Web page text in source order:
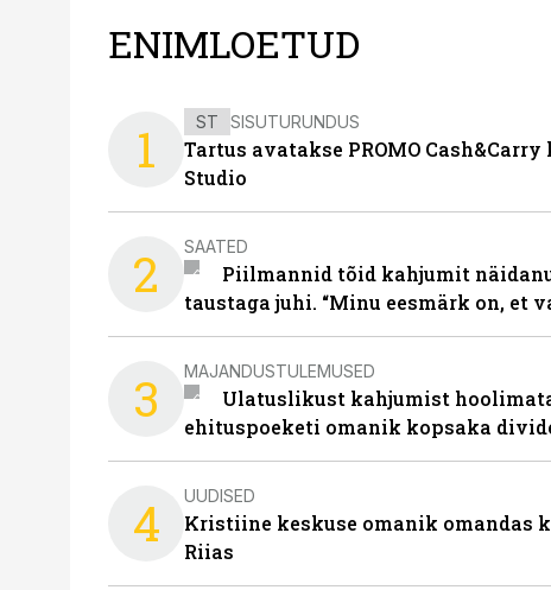
ENIMLOETUD
1 ST SISUTURUNDUS
Tartus avatakse PROMO
Studio
2 SAATED
Piilmannid tõid kahjumit
taustaga juhi. “Minu eesmärk on, et
3 MAJANDUSTULEMUSED
Ulatuslikust kahjumist
ehituspoeketi omanik kopsaka
4 UUDISED
Kristiine keskuse omanik omandas
Riias